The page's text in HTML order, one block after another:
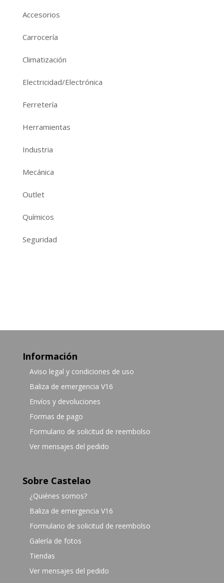
Accesorios
Carrocería
Climatización
Electricidad/Electrónica
Ferretería
Herramientas
Industria
Mecánica
Outlet
Químicos
Seguridad
Información
Aviso legal y condiciones de uso
Baliza de emergencia V16
Envíos y devoluciones
Formas de pago
Formulario de solicitud de reembolso
Ver mensajes del pedido
Sobre Castelao
¿Quiénes somos?
Baliza de emergencia V16
Formulario de solicitud de reembolso
Galería de fotos
Tiendas
Ver mensajes del pedido